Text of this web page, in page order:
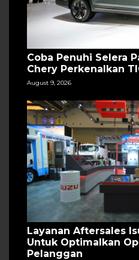
Coba Penuhi Selera
Chery Perkenalkan
August 9, 2026
Layanan Aftersales
Untuk Optimalkan
Pelanggan